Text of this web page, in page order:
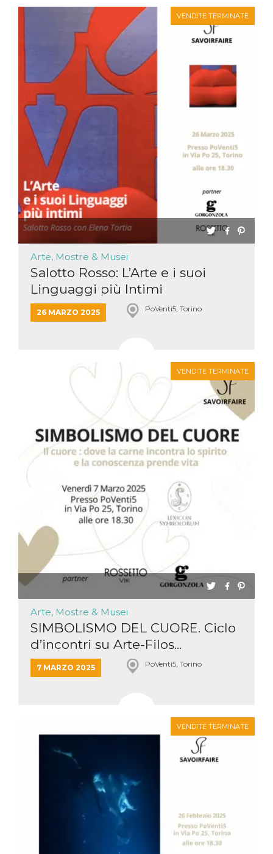
VENDITE TERMINATE
Arte, Mostre & Musei
Salotto Rosso: L’Arte e i suoi
Linguaggi più Intimi
26 MARZO 2025 PoVenti5, Torino
VENDITE TERMINATE
Arte, Mostre & Musei
SIMBOLISMO DEL CUORE. Ciclo
d’incontri su Arte-Filos...
7 MARZO 2025 PoVenti5, Torino
VENDITE TERMINATE